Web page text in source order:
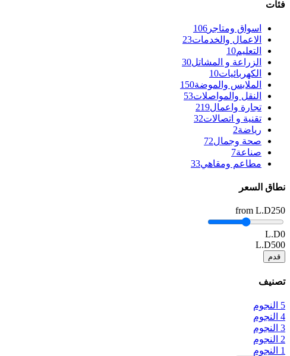
فئات
اسواق ومتاجر 106
الاعمال والخدمات23
التعليم10
الزراعة و المشاتل30
الكهربائيات10
الملابس والموضة150
النقل والمواصلات53
تجارة واعمال219
تقنية و اتصالات32
رياضة2
صحة وجمال72
صناعة7
مطاعم ومقاهي33
نطاق السعر
from L.D250
L.D0
L.D500
قدم
تصنيف
5 النجوم
4 النجوم
3 النجوم
2 النجوم
1 النجوم